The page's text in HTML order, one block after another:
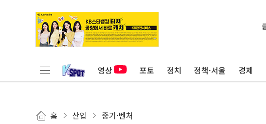
영상 포토 정치 정책·서울 경제
홈 산업 중기·벤처